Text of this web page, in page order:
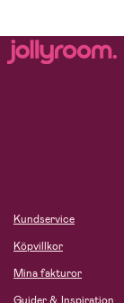
Kundservice
Köpvillkor
Mina fakturor